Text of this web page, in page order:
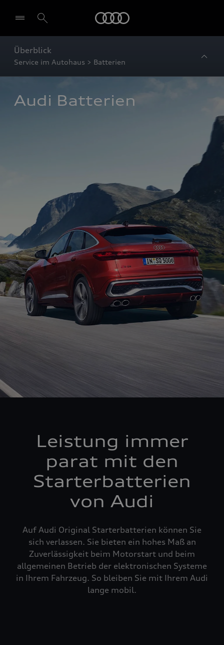
Überblick
Service im Autohaus > Batterien
Audi Batterien
Leistung immer
parat mit den
Starterbatterien
von Audi
Auf Audi Original Starterbatterien können Sie
sich verlassen. Sie bieten ein hohes Maß an
Zuverlässigkeit beim Motorstart und beim
allgemeinen Betrieb der elektronischen Systeme
in Ihrem Fahrzeug. So bleiben Sie mit Ihrem Audi
lange mobil.